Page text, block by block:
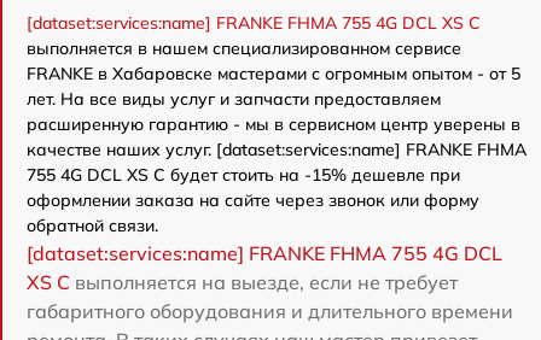
[dataset:services:name] FRANKE FHMA 755 4G DCL XS C
выполняется в нашем специализированном сервисе
FRANKE в Хабаровске мастерами с огромным опытом - от 5
лет. На все виды услуг и запчасти предоставляем
расширенную гарантию - мы в сервисном центр уверены в
качестве наших услуг. [dataset:services:name] FRANKE FHMA
755 4G DCL XS C будет стоить на -15% дешевле при
оформлении заказа на сайте через звонок или форму
обратной связи.
[dataset:services:name] FRANKE FHMA 755 4G DCL
XS C выполняется на выезде, если не требует
габаритного оборудования и длительного времени